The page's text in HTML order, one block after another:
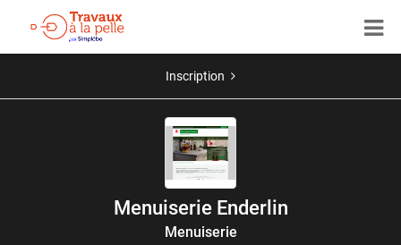
Inscription
Menuiserie Enderlin
Menuiserie